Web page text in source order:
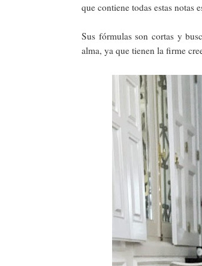
que contiene todas estas notas
Sus fórmulas son cortas y
alma, ya que tienen la firme